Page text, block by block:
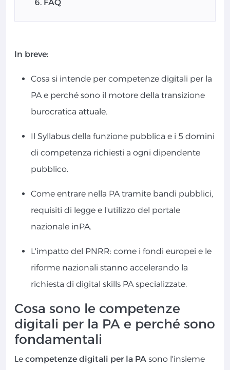
FAQ
In breve:
Cosa si intende per competenze digitali per la
PA e perché sono il motore della transizione
burocratica attuale.
Il Syllabus della funzione pubblica e i 5 domini
di competenza richiesti a ogni dipendente
pubblico.
Come entrare nella PA tramite bandi pubblici,
requisiti di legge e l'utilizzo del portale
nazionale inPA.
L'impatto del PNRR: come i fondi europei e le
riforme nazionali stanno accelerando la
richiesta di digital skills PA specializzate.
Cosa sono le competenze
digitali per la PA e perché sono
fondamentali
Le competenze digitali per la PA sono l'insieme